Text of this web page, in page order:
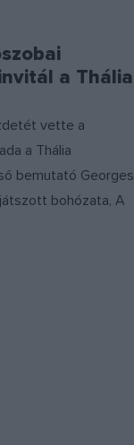
a Thália
vette a
a Thália
bemutató Georges
bohózata, A